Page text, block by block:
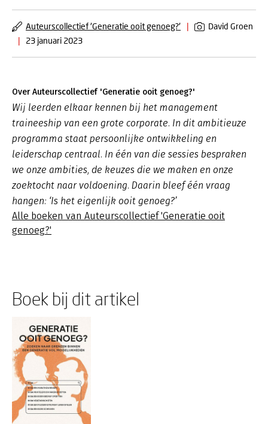
Auteurscollectief 'Generatie ooit genoeg?' |
David Groen
|
23 januari 2023
Over Auteurscollectief 'Generatie ooit genoeg?'
Wij leerden elkaar kennen bij het management
traineeship van een grote corporate. In dit ambitieuze
programma staat persoonlijke ontwikkeling en
leiderschap centraal. In één van die sessies bespraken
we onze ambities, de keuzes die we maken en onze
zoektocht naar voldoening. Daarin bleef één vraag
hangen: ‘Is het eigenlijk ooit genoeg?’
Alle boeken van Auteurscollectief 'Generatie ooit
genoeg?'
Boek bij dit artikel